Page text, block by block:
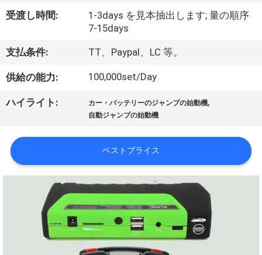
工
場
品
質
受渡し時間:
1-3days を見本抽出します; 量の順序
7-15days
支払条件: TT、Paypal、LC 等。
供給の能力: 100,000set/Day
ハイライト: カー・バッテリーのジャンプの始動機,
自動ジャンプの始動機
ベストプライス